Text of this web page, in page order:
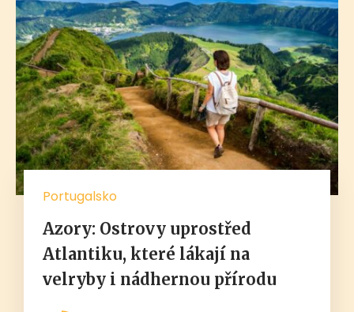
Portugalsko
Azory: Ostrovy uprostřed
Atlantiku, které lákají na
velryby i nádhernou přírodu